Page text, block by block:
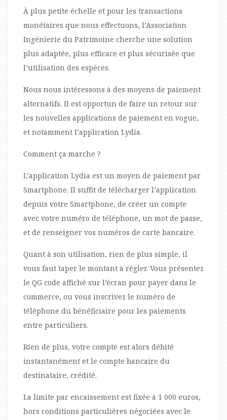
À plus petite échelle et pour les transactions
monétaires que nous effectuons, l’Association
Ingénierie du Patrimoine cherche une solution
plus adaptée, plus efficace et plus sécurisée que
l’utilisation des espèces.
Nous nous intéressons à des moyens de paiement
alternatifs. Il est opportun de faire un retour sur
les nouvelles applications de paiement en vogue,
et notamment l’application Lydia.
Comment ça marche ?
L’application Lydia est un moyen de paiement par
Smartphone. Il suffit de télécharger l’application
depuis votre Smartphone, de créer un compte
avec votre numéro de téléphone, un mot de passe,
et de renseigner vos numéros de carte bancaire.
Quant à son utilisation, rien de plus simple, il
vous faut taper le montant à régler. Vous présentez
le QG code affiché sur l’écran pour payer dans le
commerce, ou vous inscrivez le numéro de
téléphone du bénéficiaire pour les paiements
entre particuliers.
Rien de plus, votre compte est alors débité
instantanément et le compte bancaire du
destinataire, crédité.
La limite par encaissement est fixée à 1 000 euros,
hors conditions particulières négociées avec le